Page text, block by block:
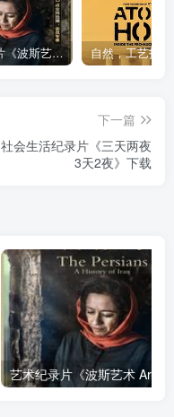
艺术纪录片《波斯艺术 Art of Persia》下载
下一篇
社会生活纪录片《三天两夜
3天2夜》下载